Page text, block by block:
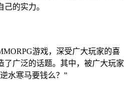
的实力。
游戏，深受广大玩家的喜
了广泛的话题。其中，被广大玩家
水寒马要钱么？”